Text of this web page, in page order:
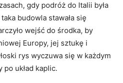
gdy podróż do Italii była
budowla stawała się
wejść do środka, by
Europy, jej sztukę i
rys wyczuwa się w każdym
po układ kaplic.